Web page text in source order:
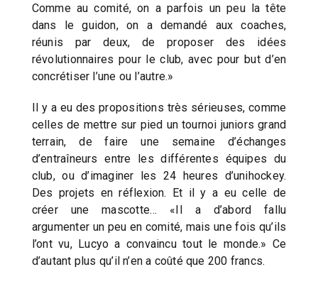
Comme au comité, on a parfois un peu la tête
dans le guidon, on a demandé aux coaches,
réunis par deux, de proposer des idées
révolutionnaires pour le club, avec pour but d’en
concrétiser l’une ou l’autre.»
Il y a eu des propositions très sérieuses, comme
celles de mettre sur pied un tournoi juniors grand
terrain, de faire une semaine d’échanges
d’entraîneurs entre les différentes équipes du
club, ou d’imaginer les 24 heures d’unihockey.
Des projets en réflexion. Et il y a eu celle de
créer une mascotte… «Il a d’abord fallu
argumenter un peu en comité, mais une fois qu’ils
l’ont vu, Lucyo a convaincu tout le monde.» Ce
d’autant plus qu’il n’en a coûté que 200 francs.